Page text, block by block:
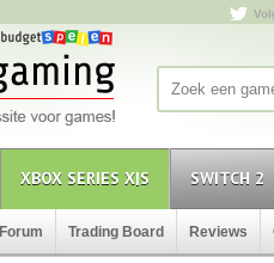
XBOX SERIES X|S SWITCH 2
Forum Trading Board Reviews